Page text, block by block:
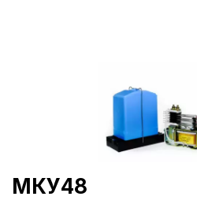
МКУ48